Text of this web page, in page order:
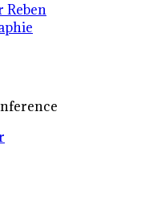
Reben